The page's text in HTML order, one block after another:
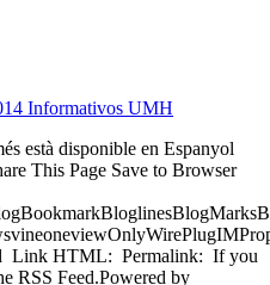
Informativos UMH
està disponible en Espanyol
This Page Save to Browser
Link HTML: Permalink: If you
RSS Feed.Powered by